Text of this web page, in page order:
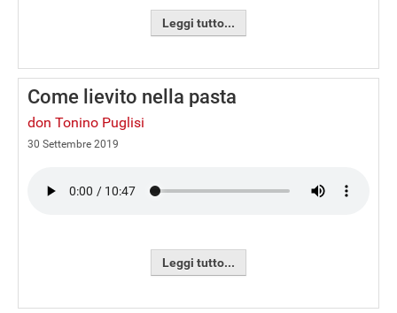
Leggi tutto...
Come lievito nella pasta
don Tonino Puglisi
30 Settembre 2019
Leggi tutto...